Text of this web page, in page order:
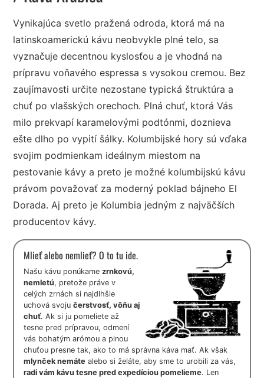
Vynikajúca svetlo pražená odroda, ktorá má na
latinskoamerickú kávu neobvykle plné telo, sa
vyznačuje decentnou kyslosťou a je vhodná na
prípravu voňavého espressa s vysokou cremou. Bez
zaujímavosti určite nezostane typická štruktúra a
chuť po vlašských orechoch. Plná chuť, ktorá Vás
milo prekvapí karamelovými podtónmi, doznieva
ešte dlho po vypití šálky. Kolumbijské hory sú vďaka
svojim podmienkam ideálnym miestom na
pestovanie kávy a preto je možné kolumbijskú kávu
právom považovať za moderný poklad bájneho El
Dorada. Aj preto je Kolumbia jedným z najväčších
producentov kávy.
Mlieť alebo nemlieť? O to tu ide.
Našu kávu ponúkamezrnkovú,
nemletú, pretože práve v
celých zrnách si najdlhšie
uchová svojučerstvosť, vôňu aj
chuť. Ak si ju pomeliete až
tesne pred prípravou, odmení
vás bohatým arómou a plnou
chuťou presne tak, ako to má správna káva mať. Ak však
mlynček nemáte alebo si želáte, aby sme to urobili za vás,
radi vám kávu tesne pred expedíciou pomelieme. Len